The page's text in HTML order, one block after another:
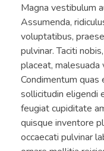
Magna vestibulum
Assumenda,
voluptatibus,
pulvinar. Taciti
placeat, malesuada
Condimentum quas
sollicitudin eligendi
feugiat cupiditate
quisque inventore
occaecati pulvinar